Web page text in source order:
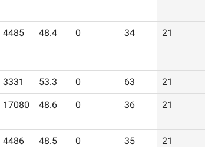
4485 48.4 0 34 21
3331 53.3 0 63 21
17080 48.6 0 36 21
4486 48.5 0 35 21